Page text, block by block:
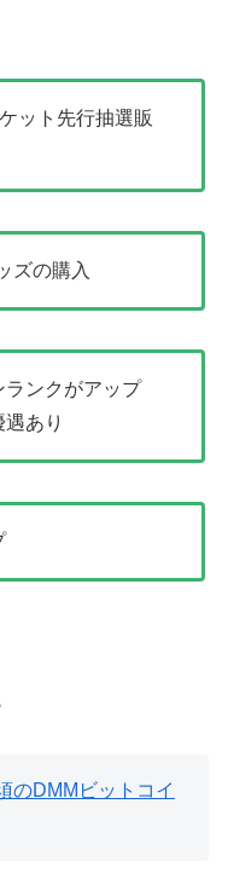
ット先行抽選販
ズの購入
ランクがアップ
あり
のDMMビットコイ